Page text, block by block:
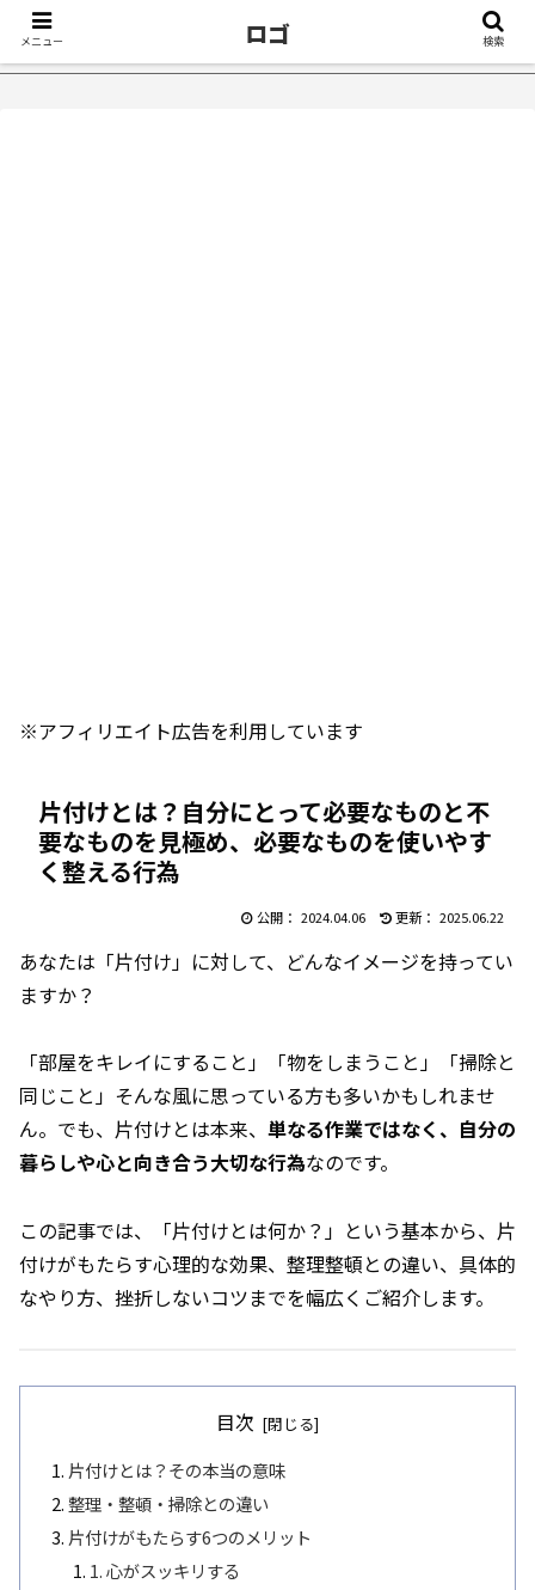
かけ５選｜不眠症体験談 【18万再生】YouTube：うつ病
※アフィリエイト広告を利用しています
片付けとは？自分にとって必要なものと不
要なものを見極め、必要なものを使いやす
く整える行為
2024.04.06 2025.06.22
あなたは「片付け」に対して、どんなイメージを持ってい
ますか？
「部屋をキレイにすること」「物をしまうこと」「掃除と
同じこと」――そんな風に思っている方も多いかもしれませ
ん。でも、片付けとは本来、 単なる作業ではなく、自分の
暮らしや心と向き合う大切な行為なのです。
この記事では、「片付けとは何か？」という基本から、片
付けがもたらす心理的な効果、整理整頓との違い、具体的
なやり方、挫折しないコツまでを幅広くご紹介します。
目次
片付けとは？その本当の意味
整理・整頓・掃除との違い
片付けがもたらす6つのメリット
1. 心がスッキリする
メニュー ロゴ 検索